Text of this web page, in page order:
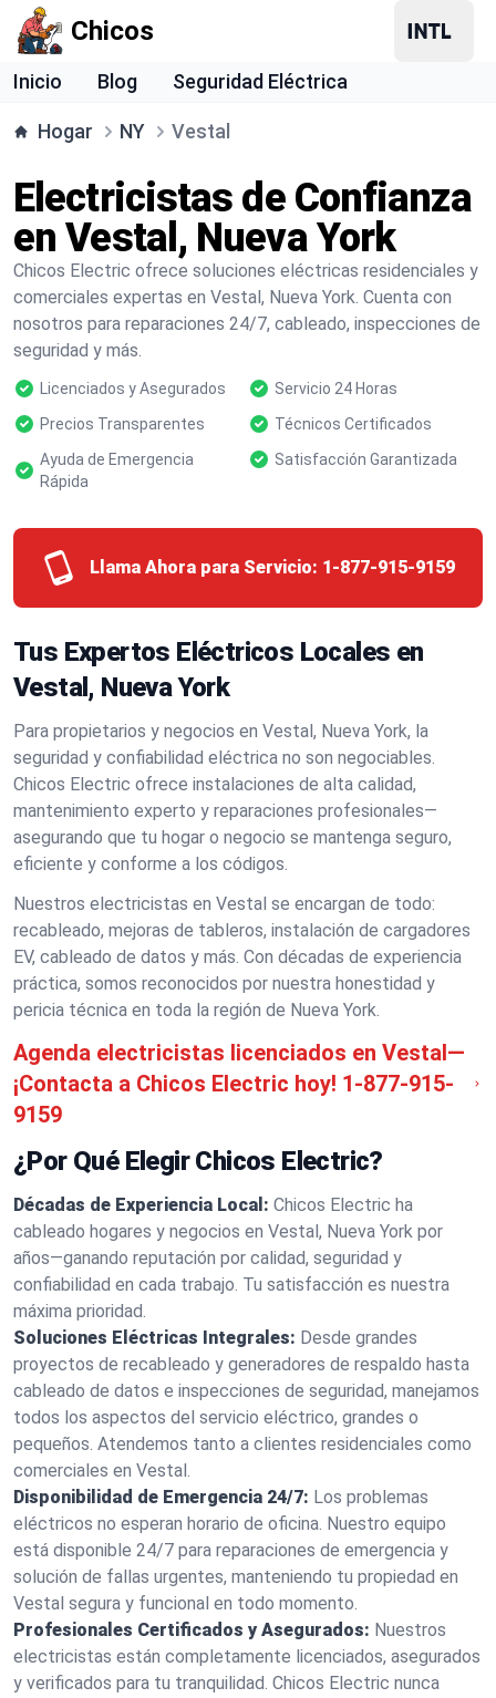
Chicos
Inicio Blog Seguridad Eléctrica
Hogar NY Vestal
Electricistas de Confianza
en Vestal, Nueva York
Chicos Electric ofrece soluciones eléctricas residenciales y
comerciales expertas en Vestal, Nueva York. Cuenta con
nosotros para reparaciones 24/7, cableado, inspecciones de
seguridad y más.
Licenciados y Asegurados
Servicio 24 Horas
Precios Transparentes
Técnicos Certificados
Ayuda de Emergencia
Rápida
Satisfacción Garantizada
Llama Ahora para Servicio: 1-877-915-9159
Tus Expertos Eléctricos Locales en
Vestal, Nueva York
Para propietarios y negocios en Vestal, Nueva York, la
seguridad y confiabilidad eléctrica no son negociables.
Chicos Electric ofrece instalaciones de alta calidad,
mantenimiento experto y reparaciones profesionales—
asegurando que tu hogar o negocio se mantenga seguro,
eficiente y conforme a los códigos.
Nuestros electricistas en Vestal se encargan de todo:
recableado, mejoras de tableros, instalación de cargadores
EV, cableado de datos y más. Con décadas de experiencia
práctica, somos reconocidos por nuestra honestidad y
pericia técnica en toda la región de Nueva York.
Agenda electricistas licenciados en Vestal—
¡Contacta a Chicos Electric hoy! 1-877-915-
9159
¿Por Qué Elegir Chicos Electric?
Décadas de Experiencia Local: Chicos Electric ha
cableado hogares y negocios en Vestal, Nueva York por
años—ganando reputación por calidad, seguridad y
confiabilidad en cada trabajo. Tu satisfacción es nuestra
máxima prioridad.
Soluciones Eléctricas Integrales: Desde grandes
proyectos de recableado y generadores de respaldo hasta
cableado de datos e inspecciones de seguridad, manejamos
todos los aspectos del servicio eléctrico, grandes o
pequeños. Atendemos tanto a clientes residenciales como
comerciales en Vestal.
Disponibilidad de Emergencia 24/7: Los problemas
eléctricos no esperan horario de oficina. Nuestro equipo
está disponible 24/7 para reparaciones de emergencia y
solución de fallas urgentes, manteniendo tu propiedad en
Vestal segura y funcional en todo momento.
Profesionales Certificados y Asegurados: Nuestros
electricistas están completamente licenciados, asegurados
y verificados para tu tranquilidad. Chicos Electric nunca